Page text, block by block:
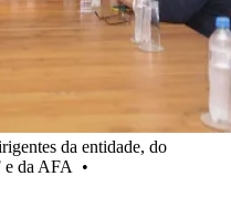
da entidade, do
e da AFA
•